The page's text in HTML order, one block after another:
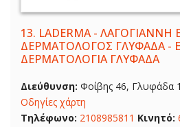
13. LADERMA - ΛΑΓΟΓΙΑΝΝΗ
ΔΕΡΜΑΤΟΛΟΓΟΣ ΓΛΥΦΑΔΑ -
ΔΕΡΜΑΤΟΛΟΓΙΑ ΓΛΥΦΑΔΑ
Διεύθυνση: Φοίβης 46, Γλυφάδα
Οδηγίες χάρτη
Τηλέφωνο: 2108985811 Κινητό: